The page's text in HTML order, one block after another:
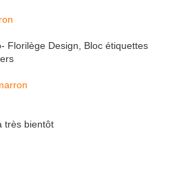
Florilège Design, Bloc étiquettes
très bientôt